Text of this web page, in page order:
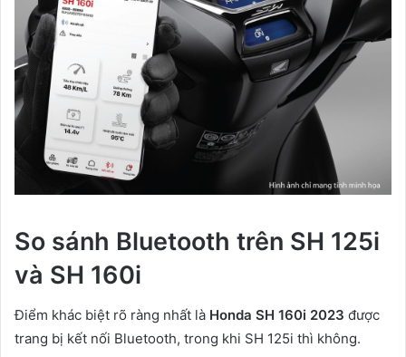
So sánh Bluetooth trên SH 125i
và SH 160i
Điểm khác biệt rõ ràng nhất là Honda SH 160i 2023 được
trang bị kết nối Bluetooth, trong khi SH 125i thì không.